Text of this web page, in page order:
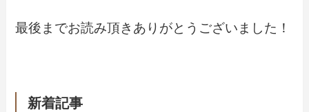
最後までお読み頂きありがとうございました！
新着記事